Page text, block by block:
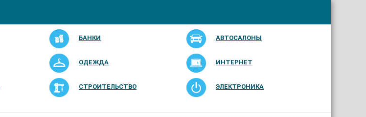
БАНКИ АВТОСАЛОНЫ
ОДЕЖДА ИНТЕРНЕТ
СТРОИТЕЛЬСТВО ЭЛЕКТРОНИКА